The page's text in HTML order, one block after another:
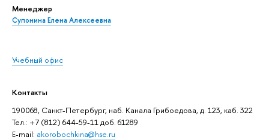
Менеджер
Супонина Елена Алексеевна
Учебный офис
Контакты
190068, Санкт-Петербург, наб. Канала Грибоедова, д. 123, каб. 322
Тел.: +7 (812) 644-59-11 доб. 61289
E-mail: akorobochkina@hse.ru